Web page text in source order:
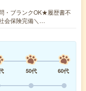
・ブランクOK★履歴書不
会保険完備＼…
50代
60代